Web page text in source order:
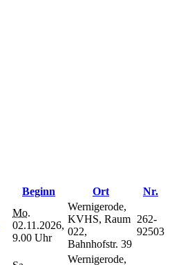
Beginn Ort
Nr.
Mo.
02.11.2026,
9.00 Uhr
Wernigerode,
KVHS, Raum
022,
Bahnhofstr. 39
262-
92503
Wernigerode,